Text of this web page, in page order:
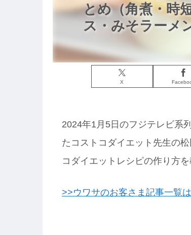
とめ（角煮・時
ス・みそラーメ
X
2024年1月5日のフジテレビ系
たコストコダイエット先生の
コダイエットレシピの作り方
>>ウワサのお客さま記事一覧